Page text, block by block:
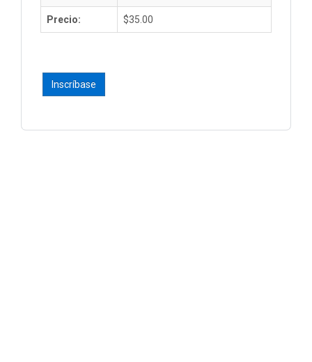
Precio: $35.00
Inscríbase